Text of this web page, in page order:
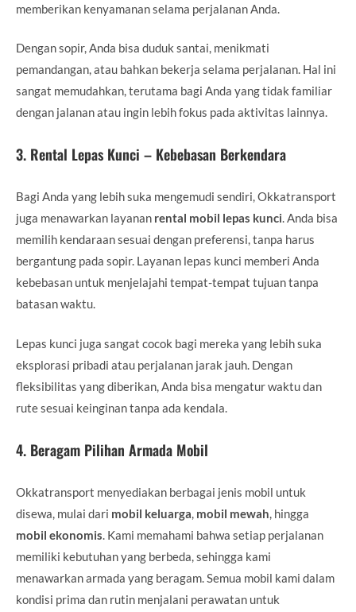
memberikan kenyamanan selama perjalanan Anda.
Dengan sopir, Anda bisa duduk santai, menikmati
pemandangan, atau bahkan bekerja selama perjalanan. Hal ini
sangat memudahkan, terutama bagi Anda yang tidak familiar
dengan jalanan atau ingin lebih fokus pada aktivitas lainnya.
3. Rental Lepas Kunci – Kebebasan Berkendara
Bagi Anda yang lebih suka mengemudi sendiri, Okkatransport
juga menawarkan layanan rental mobil lepas kunci. Anda bisa
memilih kendaraan sesuai dengan preferensi, tanpa harus
bergantung pada sopir. Layanan lepas kunci memberi Anda
kebebasan untuk menjelajahi tempat-tempat tujuan tanpa
batasan waktu.
Lepas kunci juga sangat cocok bagi mereka yang lebih suka
eksplorasi pribadi atau perjalanan jarak jauh. Dengan
fleksibilitas yang diberikan, Anda bisa mengatur waktu dan
rute sesuai keinginan tanpa ada kendala.
4. Beragam Pilihan Armada Mobil
Okkatransport menyediakan berbagai jenis mobil untuk
disewa, mulai dari mobil keluarga mobil mewah , hingga
mobil ekonomis . Kami memahami bahwa setiap perjalanan
memiliki kebutuhan yang berbeda, sehingga kami
menawarkan armada yang beragam. Semua mobil kami dalam
kondisi prima dan rutin menjalani perawatan untuk